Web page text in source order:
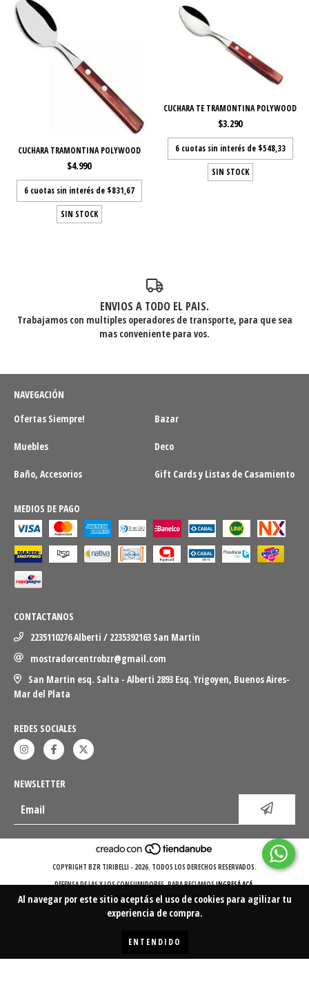
Al navegar por este sitio aceptás el uso de cookiespara agilizar tu
experiencia de compra.
ENTENDIDO
CUCHARA TRAMONTINA POLYWOOD
$4.990
6 cuotas sin interés de $831,67
SIN STOCK
CUCHARA TE TRAMONTINA POLYWOOD
$3.290
6 cuotas sin interés de $548,33
SIN STOCK
ENVIOS A TODO EL PAIS.
Trabajamos con multiples operadores de transporte, para que sea
mas conveniente para vos.
NAVEGACIÓN
Ofertas Siempre!
Bazar
Muebles Deco
Baño, Accesorios Gift Cards y Listas de Casamiento
MEDIOS DE PAGO
CONTACTANOS
2235110276 Alberti / 2235392163 San Martin
mostradorcentrobzr@gmail.com
San Martin esq. Salta - Alberti 2893 Esq. Yrigoyen, Buenos Aires-
Mar del Plata
REDES SOCIALES
NEWSLETTER
COPYRIGHT BZR TIRIBELLI - 2026. TODOS LOS DERECHOS RESERVADOS.
DEFENSA DE LAS Y LOS CONSUMIDORES. PARA RECLAMOSINGRESÁ ACÁ.
BOTÓN DE ARREPENTIMIENTO